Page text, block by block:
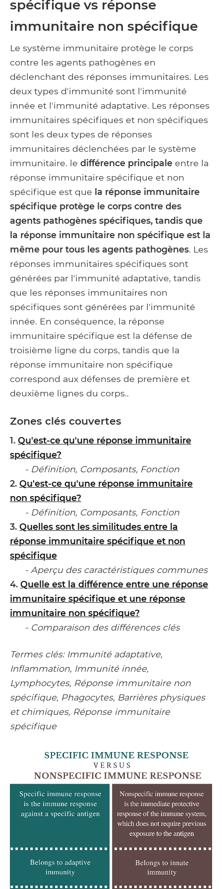
spécifique vs réponse
immunitaire non spécifique
Le système immunitaire protège le corps
contre les agents pathogènes en
déclenchant des réponses immunitaires. Les
deux types d'immunité sont l'immunité
innée et l'immunité adaptative. Les réponses
immunitaires spécifiques et non spécifiques
sont les deux types de réponses
immunitaires déclenchées par le système
immunitaire. le différence principale entre la
réponse immunitaire spécifique et non
spécifique est que la réponse immunitaire
spécifique protège le corps contre des
agents pathogènes spécifiques, tandis que
la réponse immunitaire non spécifique est la
même pour tous les agents pathogènes. Les
réponses immunitaires spécifiques sont
générées par l'immunité adaptative, tandis
que les réponses immunitaires non
spécifiques sont générées par l'immunité
innée. En conséquence, la réponse
immunitaire spécifique est la défense de
troisième ligne du corps, tandis que la
réponse immunitaire non spécifique
correspond aux défenses de première et
deuxième lignes du corps..
Zones clés couvertes
1. Qu'est-ce qu'une réponse immunitaire
spécifique?
- Définition, Composants, Fonction
2. Qu'est-ce qu'une réponse immunitaire
non spécifique?
- Définition, Composants, Fonction
3. Quelles sont les similitudes entre la
réponse immunitaire spécifique et non
spécifique
- Aperçu des caractéristiques communes
4. Quelle est la différence entre une réponse
immunitaire spécifique et une réponse
immunitaire non spécifique?
- Comparaison des différences clés
Termes clés: Immunité adaptative,
Inflammation, Immunité innée,
Lymphocytes, Réponse immunitaire non
spécifique, Phagocytes, Barrières physiques
et chimiques, Réponse immunitaire
spécifique